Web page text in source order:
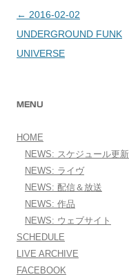
投稿ナビゲーション
← 2016-02-02
UNDERGROUND FUNK
UNIVERSE
MENU
HOME
NEWS: スケジュール更新
NEWS: ライヴ
NEWS: 配信＆放送
NEWS: 作品
NEWS: ウェブサイト
SCHEDULE
LIVE ARCHIVE
FACEBOOK